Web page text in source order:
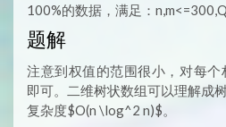
100%的数据，满足：
题解
注意到权值的范围很小，对每
即可。二维树状数组可以理解成
复杂度$O(n \log^2 n)$。